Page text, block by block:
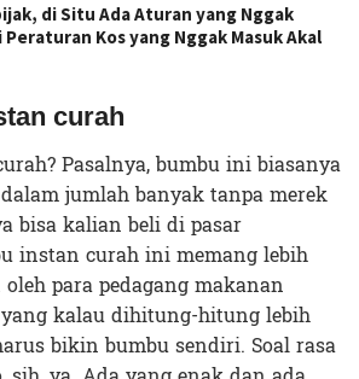
di Situ Ada Aturan yang Nggak
Kos yang Nggak Masuk Akal
curah
Pasalnya, bumbu ini biasanya
jumlah banyak tanpa merek
bisa kalian beli di pasar
instan curah ini memang lebih
para pedagang makanan
kalau dihitung-hitung lebih
bikin bumbu sendiri. Soal rasa